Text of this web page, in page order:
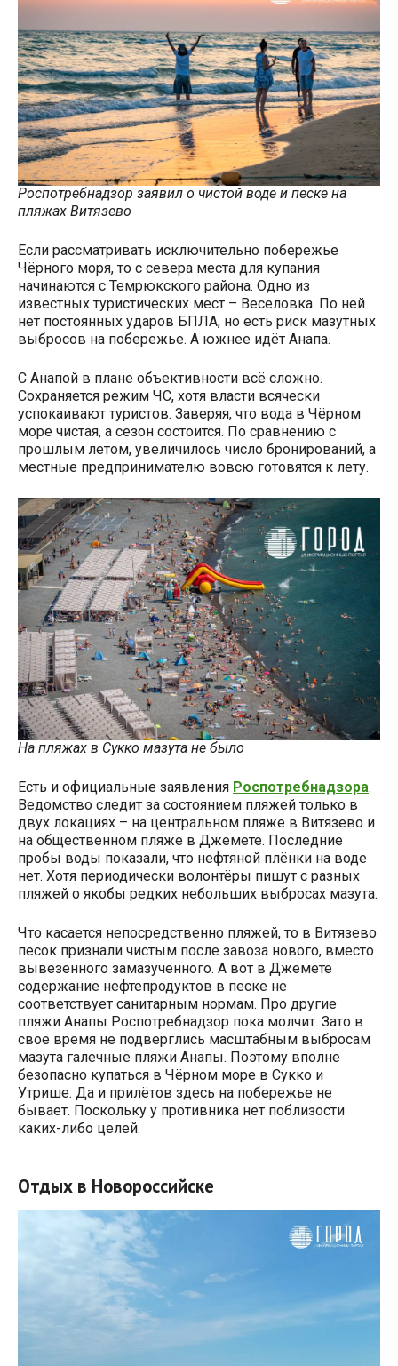
Роспотребнадзор заявил о чистой воде и песке на
пляжах Витязево
Если рассматривать исключительно побережье
Чёрного моря, то с севера места для купания
начинаются с Темрюкского района. Одно из
известных туристических мест – Веселовка. По ней
нет постоянных ударов БПЛА, но есть риск мазутных
выбросов на побережье. А южнее идёт Анапа.
С Анапой в плане объективности всё сложно.
Сохраняется режим ЧС, хотя власти всячески
успокаивают туристов. Заверяя, что вода в Чёрном
море чистая, а сезон состоится. По сравнению с
прошлым летом, увеличилось число бронирований, а
местные предпринимателю вовсю готовятся к лету.
На пляжах в Сукко мазута не было
Есть и официальные заявления Роспотребнадзора.
Ведомство следит за состоянием пляжей только в
двух локациях – на центральном пляже в Витязево и
на общественном пляже в Джемете. Последние
пробы воды показали, что нефтяной плёнки на воде
нет. Хотя периодически волонтёры пишут с разных
пляжей о якобы редких небольших выбросах мазута.
Что касается непосредственно пляжей, то в Витязево
песок признали чистым после завоза нового, вместо
вывезенного замазученного. А вот в Джемете
содержание нефтепродуктов в песке не
соответствует санитарным нормам. Про другие
пляжи Анапы Роспотребнадзор пока молчит. Зато в
своё время не подверглись масштабным выбросам
мазута галечные пляжи Анапы. Поэтому вполне
безопасно купаться в Чёрном море в Сукко и
Утрише. Да и прилётов здесь на побережье не
бывает. Поскольку у противника нет поблизости
каких-либо целей.
Отдых в Новороссийске